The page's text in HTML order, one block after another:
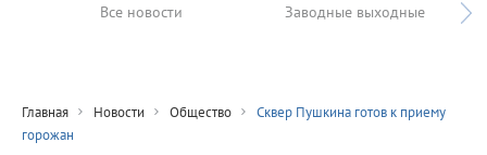
Все новости Заводные выходные
Главная Новости Общество
Сквер Пушкина готов к приему
горожан